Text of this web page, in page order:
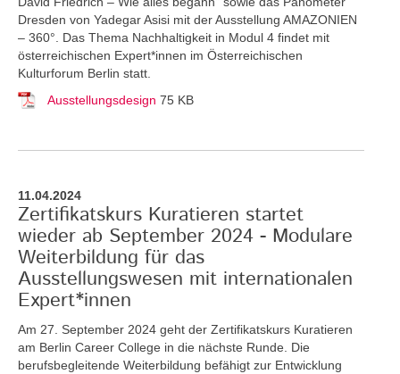
Dresden von Yadegar Asisi mit der Ausstellung AMAZONIEN
– 360°. Das Thema Nachhaltigkeit in Modul 4 findet mit
österreichischen Expert*innen im Österreichischen
Kulturforum Berlin statt.
Ausstellungsdesign 75 KB
11.04.2024
Zertifikatskurs Kuratieren startet
wieder ab September 2024 - Modulare
Weiterbildung für das
Ausstellungswesen mit internationalen
Expert*innen
Am 27. September 2024 geht der Zertifikatskurs Kuratieren
am Berlin Career College in die nächste Runde. Die
berufsbegleitende Weiterbildung befähigt zur Entwicklung